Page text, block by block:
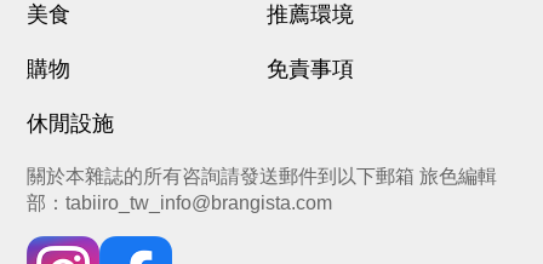
美食
購物
休閒設施
推薦環境
免責事項
關於本雜誌的所有咨詢請發送郵件到以下郵箱 旅色編輯
部：tabiiro_tw_info@brangista.com